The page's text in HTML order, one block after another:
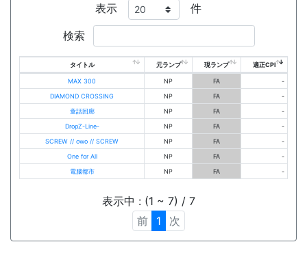
表示 件
検索
タイトル 元ランプ 現ランプ 適正CPI
MAX 300 NP FA
-
DIAMOND CROSSING
NP FA
-
童話回廊
NP FA
-
DropZ-Line-
NP FA
-
SCREW // owo // SCREW
NP FA
-
One for All
NP FA
-
電腦都市
NP FA -
表示中 : (1 ~ 7) / 7
前
1 次